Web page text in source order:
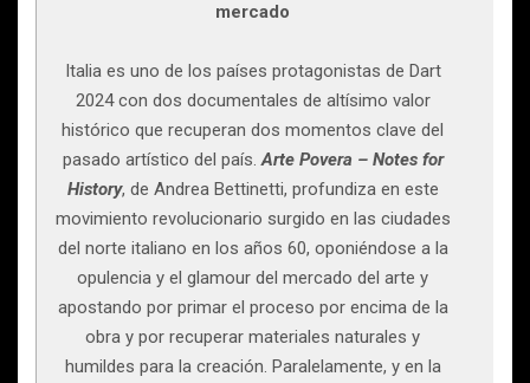
mercado
Italia es uno de los países protagonistas de Dart
2024 con dos documentales de altísimo valor
histórico que recuperan dos momentos clave del
pasado artístico del país.Arte Povera – Notes for
History, de Andrea Bettinetti, profundiza en este
movimiento revolucionario surgido en las ciudades
del norte italiano en los años 60, oponiéndose a la
opulencia y el glamour del mercado del arte y
apostando por primar el proceso por encima de la
obra y por recuperar materiales naturales y
humildes para la creación. Paralelamente, y en la